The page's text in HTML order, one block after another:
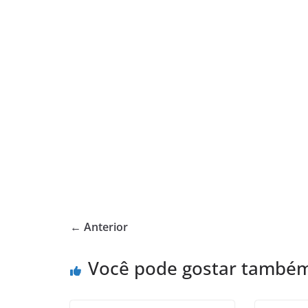
← Anterior
Você pode gostar